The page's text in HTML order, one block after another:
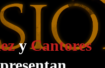
yCantores